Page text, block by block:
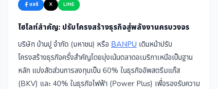
แชร์ X LINE
ไฮไลท์สำคัญ: ปรับโครงสร้างธุรกิจสู่พลังงานครบวงจร
บริษัท บ้านปู จำกัด (มหาชน) หรือ BANPU เดินหน้าปรับ
โครงสร้างธุรกิจครั้งสำคัญโดยมุ่งเน้นตลาดอเมริกาเหนือเป็นฐาน
หลัก แบ่งสัดส่วนการลงทุนเป็น 60% ในธุรกิจอัพสตรีมแก๊ส
(BKV) และ 40% ในธุรกิจไฟฟ้า (Power Plus) เพื่อรองรับความ